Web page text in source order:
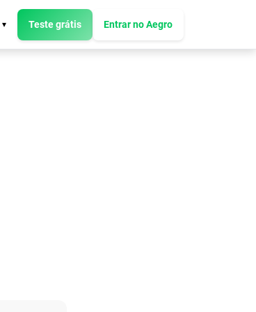
▾ Teste grátis Entrar no Aegro